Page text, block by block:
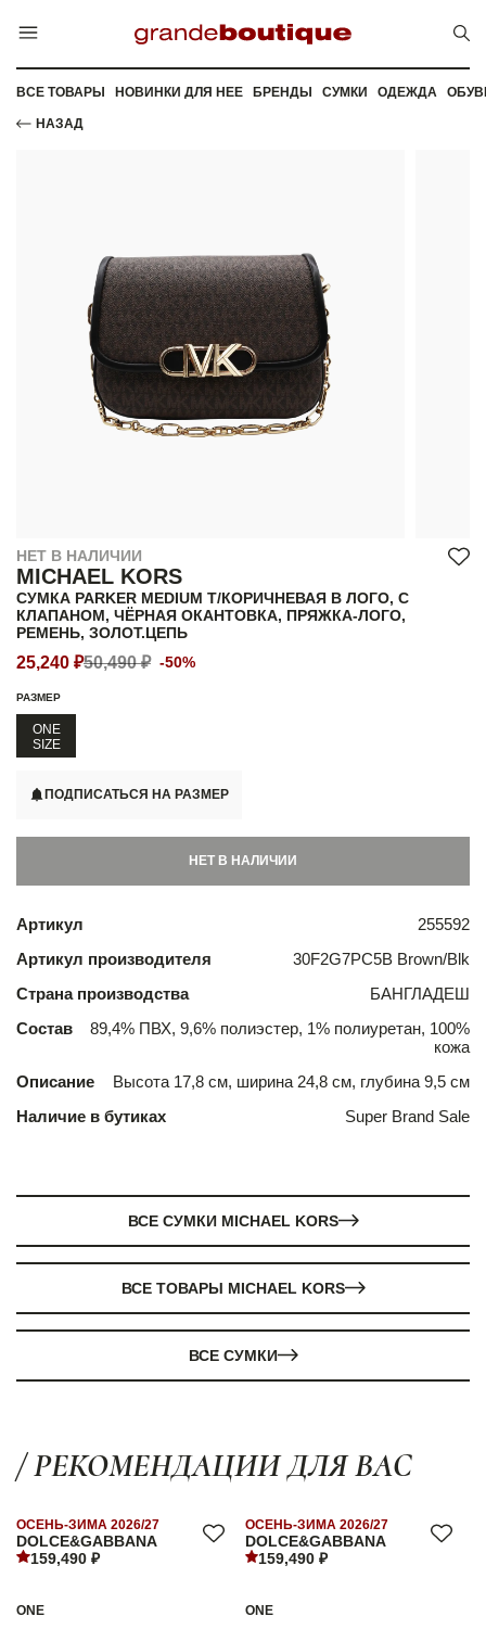
ВСЕ ТОВАРЫ НОВИНКИ ДЛЯ НЕЕ БРЕНДЫ СУМКИ ОДЕЖДА
НАЗАД
НЕТ В НАЛИЧИИ
MICHAEL KORS
СУМКА PARKER MEDIUM Т/КОРИЧНЕВАЯ В ЛОГО, С
КЛАПАНОМ, ЧЁРНАЯ ОКАНТОВКА, ПРЯЖКА-ЛОГО,
РЕМЕНЬ, ЗОЛОТ.ЦЕПЬ
25,240 ₽50,490 ₽ -50%
РАЗМЕР
ONE
SIZE
ПОДПИСАТЬСЯ НА РАЗМЕР
НЕТ В НАЛИЧИИ
Артикул
255592
Артикул производителя
30F2G7PC5B Brown/Blk
Страна производства
БАНГЛАДЕШ
Состав
89,4% ПВХ, 9,6% полиэстер, 1% полиуретан, 100%
кожа
Описание
Высота 17,8 см, ширина 24,8 см, глубина 9,5 см
Наличие в бутиках
Super Brand Sale
ВСЕ СУМКИ MICHAEL KORS
ВСЕ ТОВАРЫ MICHAEL KORS
ВСЕ СУМКИ
/ РЕКОМЕНДАЦИИ ДЛЯ ВАС
DOLCE&GABBANA
ОСЕНЬ-ЗИМА 2026/27
159,490 ₽
ONE
DOLCE&GABBANA
ОСЕНЬ-ЗИМА 2026/27
159,490 ₽
ONE